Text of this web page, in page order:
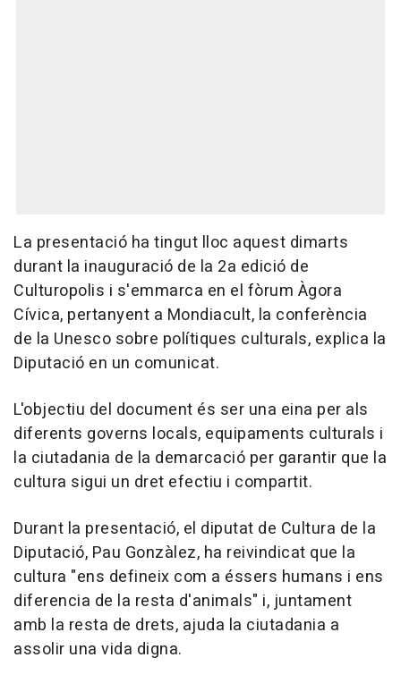
La presentació ha tingut lloc aquest dimarts
durant la inauguració de la 2a edició de
Culturopolis i s'emmarca en el fòrum Àgora
Cívica, pertanyent a Mondiacult, la conferència
de la Unesco sobre polítiques culturals, explica la
Diputació en un comunicat.
L'objectiu del document és ser una eina per als
diferents governs locals, equipaments culturals i
la ciutadania de la demarcació per garantir que la
cultura sigui un dret efectiu i compartit.
Durant la presentació, el diputat de Cultura de la
Diputació, Pau Gonzàlez, ha reivindicat que la
cultura "ens defineix com a éssers humans i ens
diferencia de la resta d'animals" i, juntament
amb la resta de drets, ajuda la ciutadania a
assolir una vida digna.